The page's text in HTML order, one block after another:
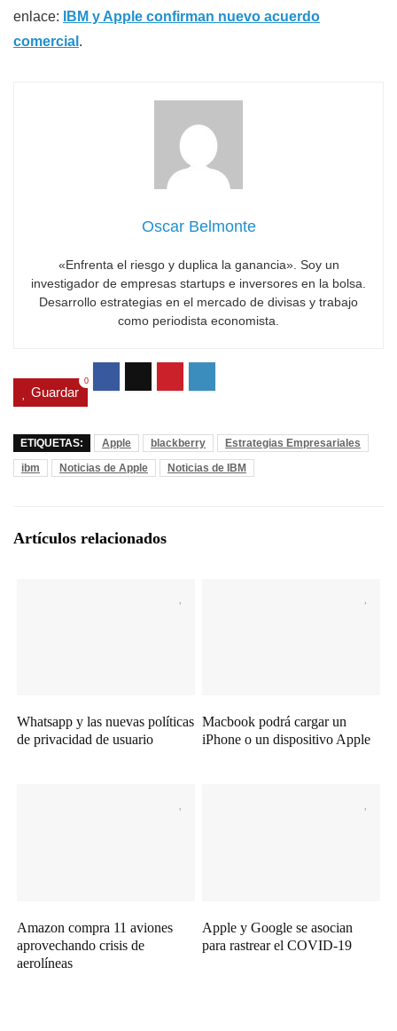
enlace:
IBM y Apple confirman nuevo acuerdo
comercial .
Oscar Belmonte
«Enfrenta el riesgo y duplica la ganancia». Soy un
investigador de empresas startups e inversores en la bolsa.
Desarrollo estrategias en el mercado de divisas y trabajo
como periodista economista.
Guardar
0
ETIQUETAS: Apple blackberry
Estrategias Empresariales
ibm
Noticias de Apple Noticias de IBM
Artículos relacionados
Whatsapp y las nuevas políticas
de privacidad de usuario
Macbook podrá cargar un
iPhone o un dispositivo Apple
Amazon compra 11 aviones
aprovechando crisis de
aerolíneas
Apple y Google se asocian
para rastrear el COVID-19